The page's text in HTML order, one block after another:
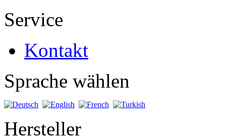
Service
Kontakt
Sprache wählen
Hersteller